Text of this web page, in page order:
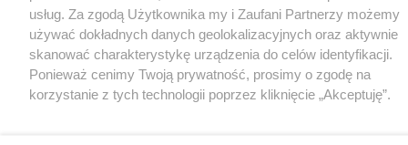
usług. Za zgodą Użytkownika my i Zaufani Partnerzy możemy
używać dokładnych danych geolokalizacyjnych oraz aktywnie
skanować charakterystykę urządzenia do celów identyfikacji.
Ponieważ cenimy Twoją prywatność, prosimy o zgodę na
korzystanie z tych technologii poprzez kliknięcie „Akceptuję”.